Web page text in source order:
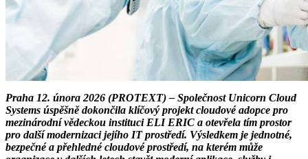
Praha 12. února 2026 (PROTEXT) – Společnost Unicorn Cloud
Systems úspěšně dokončila klíčový projekt cloudové adopce pro
mezinárodní vědeckou instituci ELI ERIC a otevřela tím prostor
pro další modernizaci jejího IT prostředí. Výsledkem je jednotné,
bezpečné a přehledné cloudové prostředí, na kterém může